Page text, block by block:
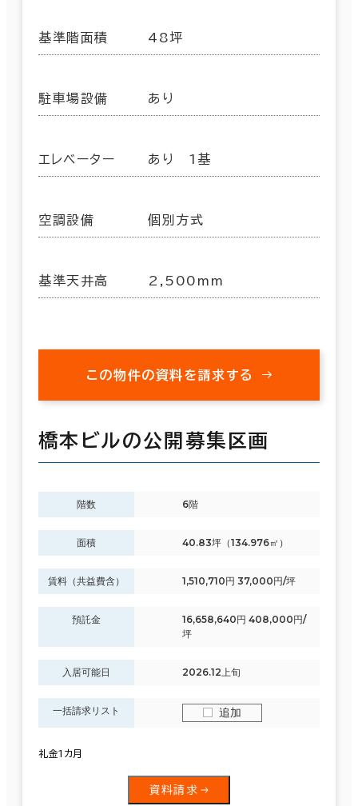
基準階面積 48坪
駐車場設備 あり
エレベーター あり 1基
空調設備 個別方式
基準天井高 2,500mm
この物件の資料を請求する
橋本ビルの公開募集区画
階数 6階
面積 40.83坪（134.976㎡）
賃料（共益費含） 1,510,710円 37,000円/坪
預託金
16,658,640円 408,000円/
坪
入居可能日 2026.12上旬
一括請求リスト 追加
礼金1カ月
資料請求